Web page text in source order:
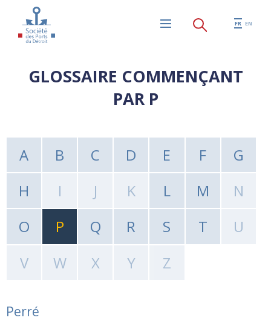
Aller au contenu principal
FR EN
GLOSSAIRE COMMENÇANT
PAR P
A B C D E F
G
H
I J K L M
N
O
P Q R S T
U
V
W X Y Z
Perré